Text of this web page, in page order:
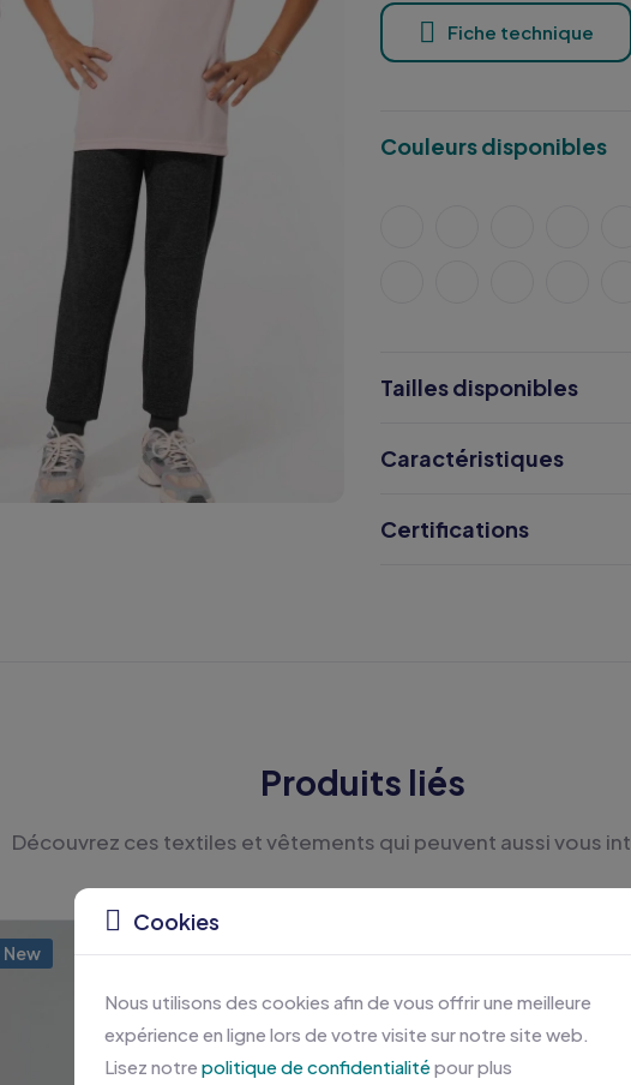
Fiche technique
Couleurs disponibles
Tailles disponibles
Caractéristiques
Certifications
Produits liés
Découvrez ces textiles et vêtements qui peuvent aussi vous
New
Cookies
Nous utilisons des cookies afin de vous offrir une meilleure
expérience en ligne lors de votre visite sur notre site web.
Lisez notre politique de confidentialitépour plus